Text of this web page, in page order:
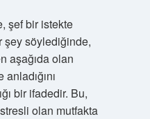
şef bir istekte
şey söylediğinde,
aşağıda olan
bir ifadedir. Bu,
olan mutfakta